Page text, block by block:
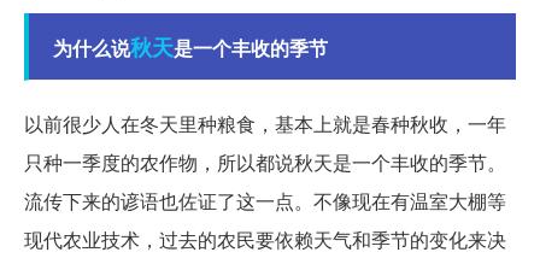
为什么说秋天是一个丰收的季节
以前很少人在冬天里种粮食，基本上就是春种秋收，一年
只种一季度的农作物，所以都说秋天是一个丰收的季节。
流传下来的谚语也佐证了这一点。不像现在有温室大棚等
现代农业技术，过去的农民要依赖天气和季节的变化来决